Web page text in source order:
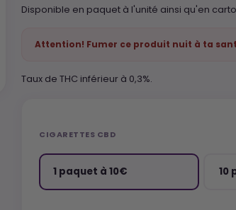
Disponible en paquet à l'unité ainsi qu'en
Attention! Fumer ce produit nuit à ta
Taux de THC inférieur à 0,3%.
CIGARETTES CBD
1 paquet à 10€ 10